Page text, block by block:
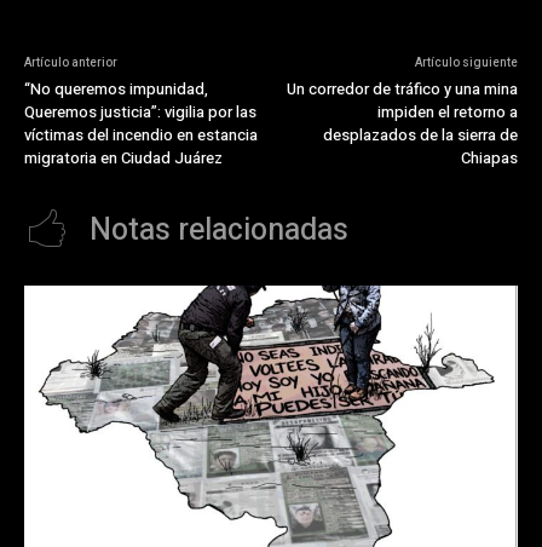
Artículo anterior
“No queremos impunidad,
Queremos justicia”: vigilia por las
víctimas del incendio en estancia
migratoria en Ciudad Juárez
Artículo siguiente
Un corredor de tráfico y una mina
impiden el retorno a
desplazados de la sierra de
Chiapas
Notas relacionadas